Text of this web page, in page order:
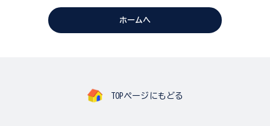
ホームへ
TOPページにもどる